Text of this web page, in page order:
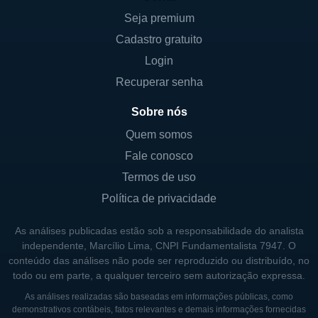
importantes da empresa e os produtos de
investimento da Investar são projetados para
atender a diferentes perfis de investidores,
oferecendo opções que variam de fundos de
fornecer serviços de qualidade relacionados
à assessoria financeira, com o intuito de
auxiliar seus clientes na tomada de decisões
mais informadas em relação aos seus
profissionais experientes, a Investar busca
agregar valor ao patrimônio dos seus
clientes e ao mesmo tempo promover a
educação financeira.
Seja premium
Cadastro gratuito
Login
Recuperar senha
Sobre nós
Quem somos
Fale conosco
Termos de uso
Política de privacidade
As análises publicadas estão sob a responsabilidade do analista
independente, Marcílio Lima, CNPI Fundamentalista 7947. O
conteúdo das análises não pode ser reproduzido ou distribuído, no
todo ou em parte, a qualquer terceiro sem autorização expressa.
As análises realizadas são baseadas em informações públicas, como
demonstrativos contábeis, fatos relevantes e demais informações fornecidas